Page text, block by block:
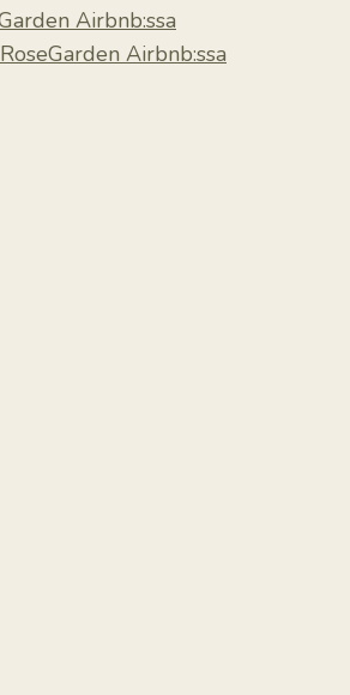
tuotteen
sivulla.
Airbnb:ssa
Airbnb:ssa